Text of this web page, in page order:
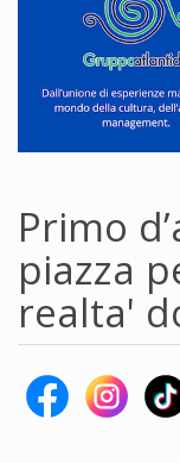
Primo
piazza
realta'